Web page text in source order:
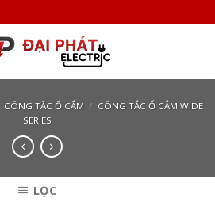
CÔNG TẮC Ổ CẮM / CÔNG TẮC Ổ CẮM WIDE
SERIES
LỌC